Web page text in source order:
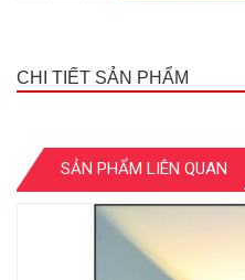
CHI TIẾT SẢN PHẨM
SẢN PHẨM LIÊN QUAN